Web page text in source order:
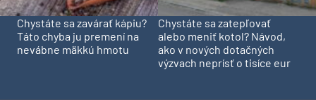
Chystáte sa zavárať kápiu?
Táto chyba ju premení na
nevábne mäkkú hmotu
Chystáte sa zatepľovať
alebo meniť kotol? Návod,
ako v nových dotačných
výzvach neprísť o tisíce eur